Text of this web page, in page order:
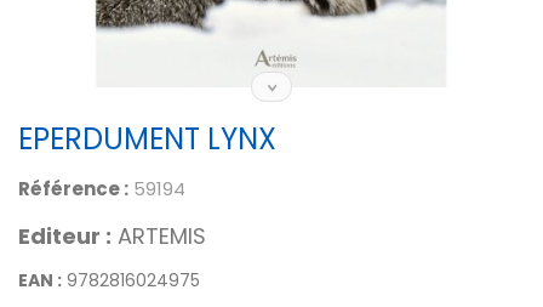
EPERDUMENT LYNX
Référence : 59194
Editeur : ARTEMIS
EAN : 9782816024975